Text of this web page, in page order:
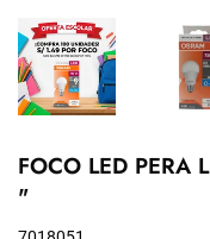
FOCO LED PERA
"